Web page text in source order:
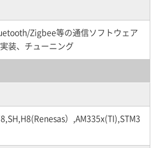
Zigbee等の通信ソフトウェア
装、チューニング
）,AM335x(TI),STM3